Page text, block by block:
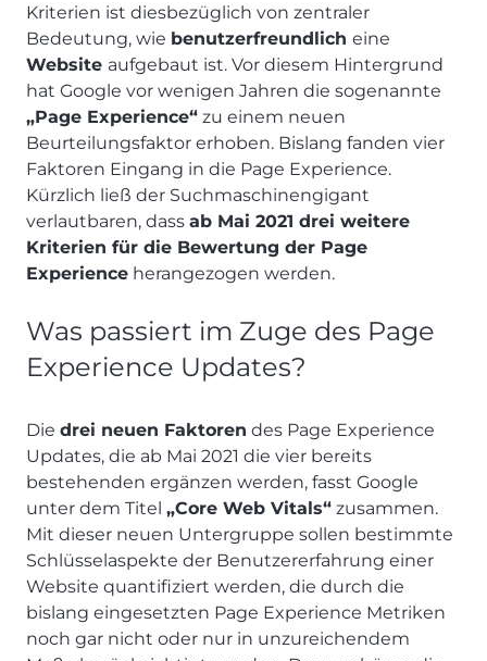
Kriterien ist diesbezüglich von zentraler
Bedeutung, wie benutzerfreundlich eine
Website aufgebaut ist. Vor diesem Hintergrund
hat Google vor wenigen Jahren die sogenannte
„Page Experience“ zu einem neuen
Beurteilungsfaktor erhoben. Bislang fanden vier
Faktoren Eingang in die Page Experience.
Kürzlich ließ der Suchmaschinengigant
verlautbaren, dass ab Mai 2021 drei weitere
Kriterien für die Bewertung der Page
Experience herangezogen werden.
Was passiert im Zuge des Page
Experience Updates?
Die drei neuen Faktoren des Page Experience
Updates, die ab Mai 2021 die vier bereits
bestehenden ergänzen werden, fasst Google
unter dem Titel „Core Web Vitals“ zusammen.
Mit dieser neuen Untergruppe sollen bestimmte
Schlüsselaspekte der Benutzererfahrung einer
Website quantifiziert werden, die durch die
bislang eingesetzten Page Experience Metriken
noch gar nicht oder nur in unzureichendem